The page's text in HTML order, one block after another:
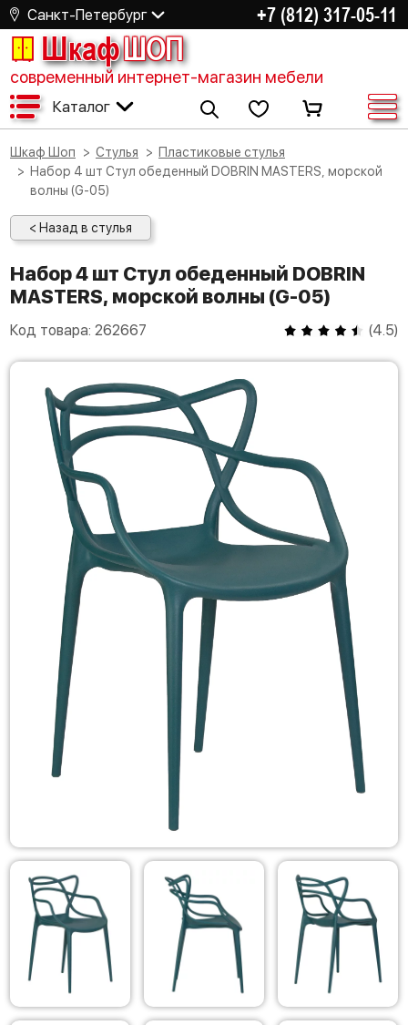
Санкт-Петербург +7 (812) 317-05-11
ШкафШОП
современный интернет-магазин мебели
Каталог
Шкаф Шоп Стулья
Пластиковые стулья
Набор 4 шт Стул обеденный DOBRIN MASTERS, морской
волны (G-05)
< Назад в стулья
Набор 4 шт Стул обеденный DOBRIN
MASTERS, морской волны (G-05)
Код товара: 262667 (4.5)